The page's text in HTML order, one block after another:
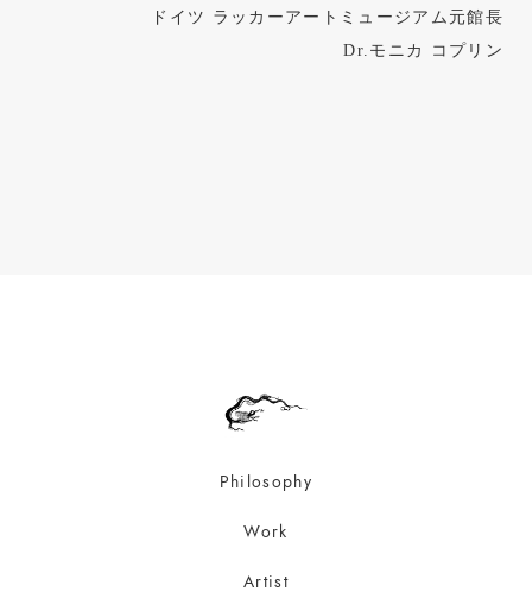
ドイツ ラッカーアートミュージアム元館長
Dr.モニカ コプリン
漆工研究家 ハインツ＆エリセ クレス
Philosophy
Work
Artist